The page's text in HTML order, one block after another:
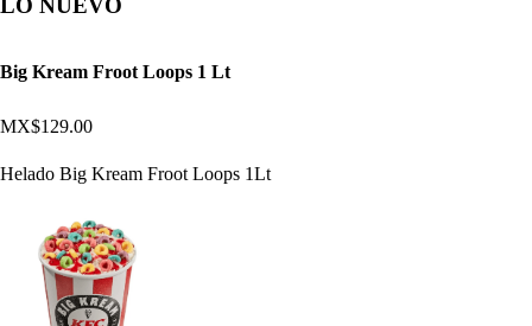
LO NUEVO
Big Kream Froot Loops 1 Lt
MX$129.00
Helado Big Kream Froot Loops 1Lt